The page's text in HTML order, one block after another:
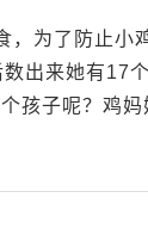
为了防止小
出来她有17
孩子呢？鸡